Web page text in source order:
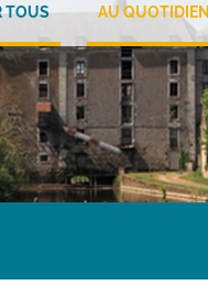
TOUS AU QUOTIDIEN